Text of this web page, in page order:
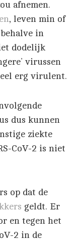
afnemen.
, leven min of
in
dodelijk
virussen
erg virulent.
dus kunnen
ziekte
CoV-2 is niet
op dat de
geldt. Er
en tegen het
2 in de